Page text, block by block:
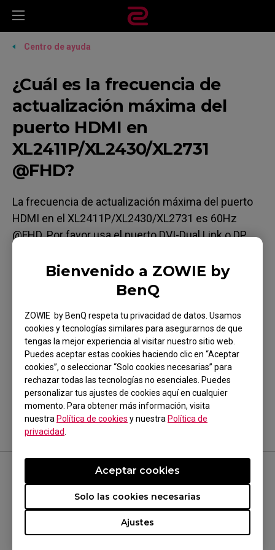
Bienvenido a ZOWIE by
BenQ
ZOWIE by BenQ respeta tu privacidad de datos. Usamos
cookies y tecnologías similares para asegurarnos de que
tengas la mejor experiencia al visitar nuestro sitio web.
Puedes aceptar estas cookies haciendo clic en “Aceptar
cookies”, o seleccionar “Solo cookies necesarias” para
rechazar todas las tecnologías no esenciales. Puedes
personalizar tus ajustes de cookies aquí en cualquier
momento. Para obtener más información, visita
nuestra Política de cookies y nuestra Política de
privacidad
Ajustes
Solo las cookies necesarias
Aceptar cookies
Centro de ayuda
¿Cuál es la frecuencia de
actualización máxima del
puerto HDMI en
XL2411P/XL2430/XL2731
@FHD?
La frecuencia de actualización máxima del puerto
HDMI en el XL2411P/XL2430/XL2731 es 60Hz
@FHD. Por favor usa el puerto DVI-Dual Link o DP
más detalles revisa la tabla de resoluciones del
¿Te ha sido útil?
Sí No
SÍGUENOS